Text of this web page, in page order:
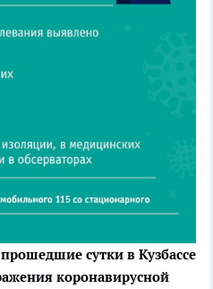
сутки в Кузбассе
коронавирусной